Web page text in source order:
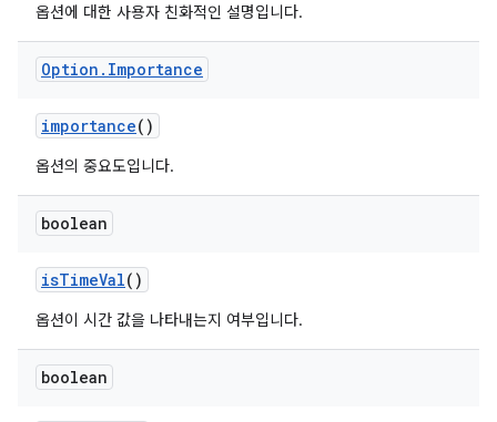
옵션에 대한 사용자 친화적인 설명입니다.
Option . Importance
importance()
옵션의 중요도입니다.
boolean
isTimeVal()
옵션이 시간 값을 나타내는지 여부입니다.
boolean